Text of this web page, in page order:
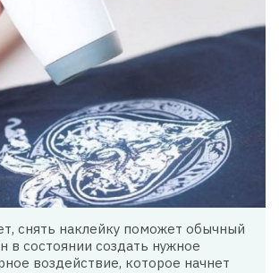
снять наклейку поможет обычный
в состоянии создать нужное
воздействие, которое начнет